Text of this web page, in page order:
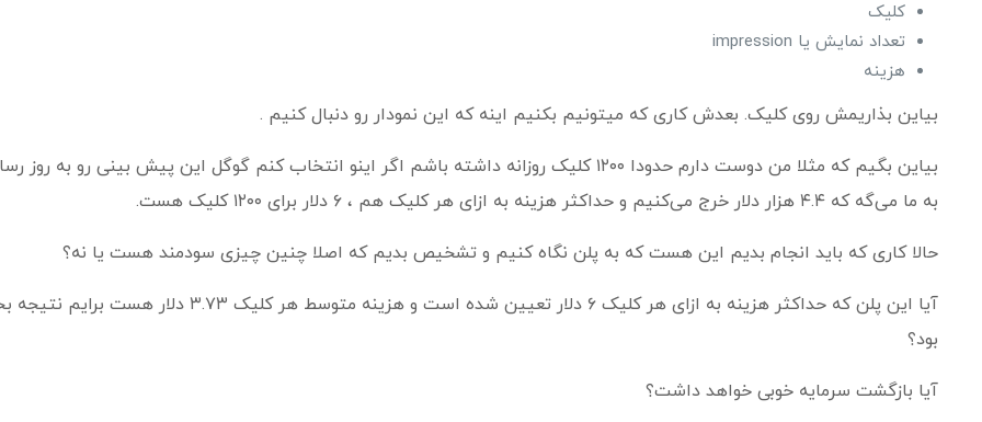
کلیک
تعداد نمایش یا impression
هزینه
بیاین بذاریمش روی کلیک. بعدش کاری که میتونیم بکنیم اینه که این نمودار رو دنبال کنیم .
بیاین بگیم که مثلا من دوست دارم حدودا ۱۲۰۰ کلیک روزانه داشته باشم اگر اینو انتخاب کنم گوگل این پیش بینی رو به
به ما می‌گه که ۴.۴ هزار دلار خرج می‌کنیم و حداکثر هزینه به ازای هر کلیک هم ، ۶ دلار برای ۱۲۰۰ کلیک هست.
حالا کاری که باید انجام بدیم این هست که به پلن نگاه کنیم و تشخیص بدیم که اصلا چنین چیزی سودمند هست یا نه؟
آیا این پلن که حداکثر هزینه به ازای هر کلیک ۶ دلار تعیین شده است و هزینه متوسط هر
بود؟
آیا بازگشت سرمایه خوبی خواهد داشت؟